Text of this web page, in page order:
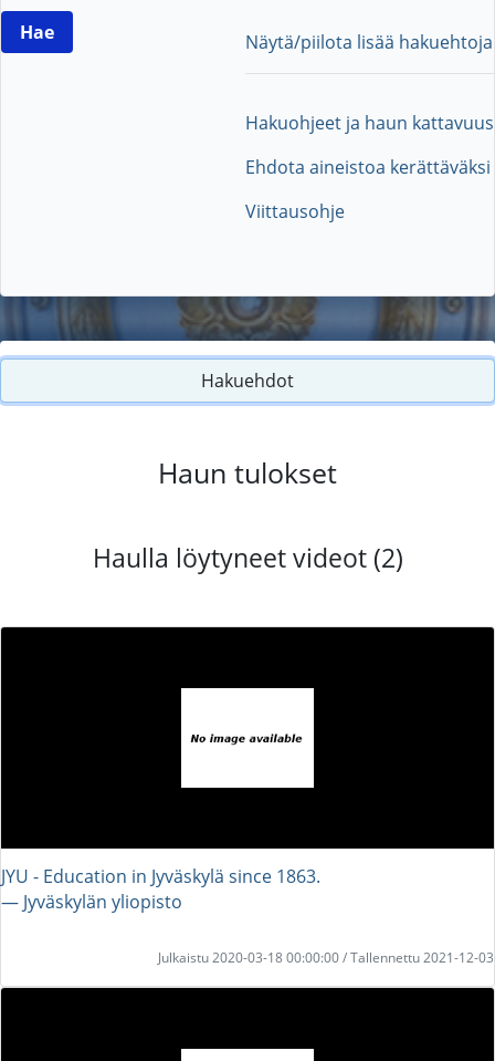
Näytä/piilota lisää hakuehtoja
Hakuohjeet ja haun kattavuus
Ehdota aineistoa kerättäväksi
Viittausohje
Hakuehdot
Haun tulokset
Haulla löytyneet videot (2)
JYU - Education in Jyväskylä since 1863.
― Jyväskylän yliopisto
Julkaistu 2020-03-18 00:00:00 / Tallennettu 2021-12-03